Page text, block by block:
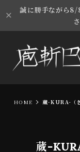
誠に勝手ながら
HOME 蔵-KURA-（
蔵-